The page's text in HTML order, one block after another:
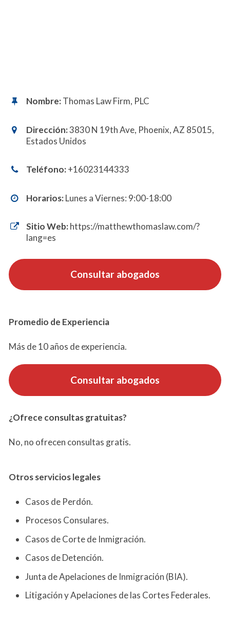
Nombre:Thomas Law Firm, PLC
Dirección:3830 N 19th Ave, Phoenix, AZ 85015,
Estados Unidos
Teléfono:+16023144333​
Horarios:Lunes a Viernes: 9:00-18:00
Sitio Web:https://matthewthomaslaw.com/?
lang=es
Consultar abogados
Promedio de Experiencia
Más de 10 años de experiencia.
Consultar abogados
¿Ofrece consultas gratuitas?
No, no ofrecen consultas gratis.
Otros servicioslegales
Casos de Perdón.
Procesos Consulares.
Casos de Corte de Inmigración.
Casos de Detención.
Junta de Apelaciones de Inmigración (BIA).
Litigación y Apelaciones de las Cortes Federales.